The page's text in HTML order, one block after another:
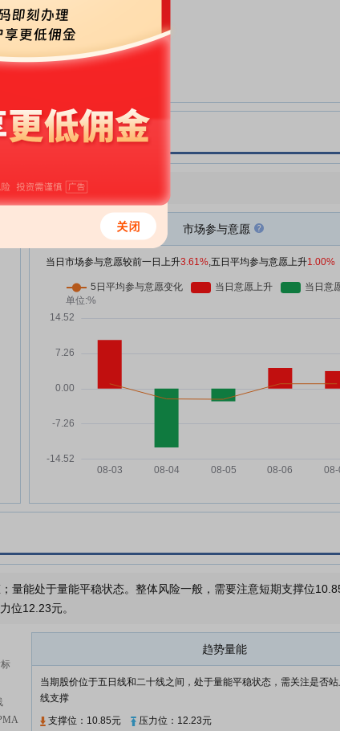
:关于2025年度股东会增加
案暨补充通知的公告
:第七届董事会第二十三次
高级管理人员薪酬管理制度
:关于收到《经营者集中反
:第七届董事会第二十二次
堂药业股份有限公司详式权
报告书之财务顾问核查意见
)
:嘉事堂药业股份有限公司
:嘉事堂药业股份有限公司
益变动报告书(修订稿)
:关于股东签署《交易价款
:嘉事堂药业股份有限公司
关于独立董事独立性自查情
项意见
:前期会计差错更正专项说
报告
:嘉事堂药业股份有限公司
2025年度工作报告
度有所下降，参与意愿有所增强
市场参与意愿
当日市场参与意愿较前一日上升3.61%,五日平均参与意愿上升1.00%
量能处于量能平稳状态。整体风险一般，需要注意短期支撑位
位12.23元。
趋势量能
当期股价位于五日线和二十线之间，处于量能平稳状态，需关注是否
线支撑
支撑位：10.85元
压力位：12.23元